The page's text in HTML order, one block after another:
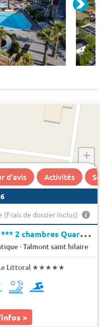
+
−
d'avis Activités
(Frais de dossier inclus)
C
ottage *** 2 chambres Quartier Color 4 pers.
-Talmont saint hilaire
Littoral ★★★★★
>